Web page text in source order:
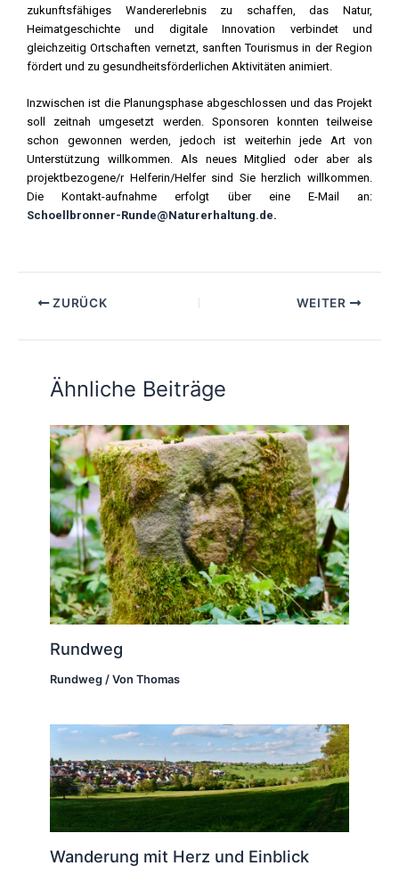
zukunftsfähiges Wandererlebnis zu schaffen, das Natur,
Heimatgeschichte und digitale Innovation verbindet und
gleichzeitig Ortschaften vernetzt, sanften Tourismus in der Region
fördert und zu gesundheitsförderlichen Aktivitäten animiert.
Inzwischen ist die Planungsphase abgeschlossen und das Projekt
soll zeitnah umgesetzt werden. Sponsoren konnten teilweise
schon gewonnen werden, jedoch ist weiterhin jede Art von
Unterstützung willkommen. Als neues Mitglied oder aber als
projektbezogene/r Helferin/Helfer sind Sie herzlich willkommen.
Die Kontakt-aufnahme erfolgt über eine E-Mail an:
Schoellbronner-Runde@Naturerhaltung.de.
ZURÜCK WEITER
Ähnliche Beiträge
Rundweg
Rundweg / VonThomas
Wanderung mit Herz und Einblick